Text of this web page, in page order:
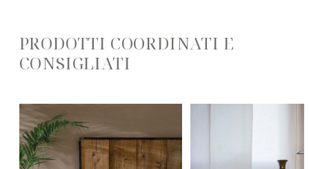
PRODOTTI COORDINATI E
CONSIGLIATI